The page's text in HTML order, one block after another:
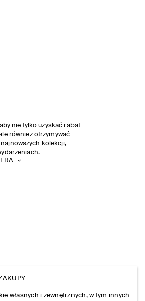
nie tylko uzyskać rabat
również otrzymywać
kolekcji,
własnych i zewnętrznych, w tym innych